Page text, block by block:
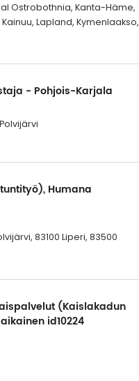
Ostrobothnia, Kanta-Häme,
Lapland, Kymenlaakso,
- Pohjois-Karjala
Humana
83100 Liperi, 83500
(Kaislakadun
id10224